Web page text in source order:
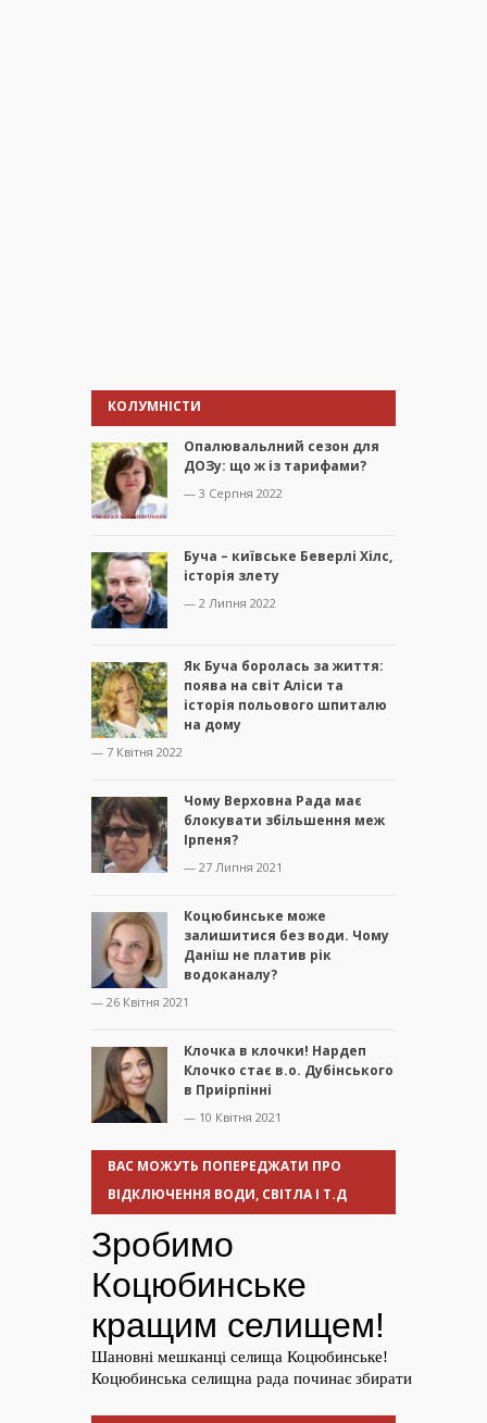
КОЛУМНІСТИ
Опалювальлний сезон для
ДОЗу: що ж із тарифами?
— 3 Серпня 2022
Буча – київське Беверлі Хілс,
історія злету
— 2 Липня 2022
Як Буча боролась за життя:
поява на світ Аліси та
історія польового шпиталю
на дому
— 7 Квітня 2022
Чому Верховна Рада має
блокувати збільшення меж
Ірпеня?
— 27 Липня 2021
Коцюбинське може
залишитися без води. Чому
Даніш не платив рік
водоканалу?
— 26 Квітня 2021
Клочка в клочки! Нардеп
Клочко стає в.о. Дубінського
в Приірпінні
— 10 Квітня 2021
ВАС МОЖУТЬ ПОПЕРЕДЖАТИ ПРО
ВІДКЛЮЧЕННЯ ВОДИ, СВІТЛА І Т.Д